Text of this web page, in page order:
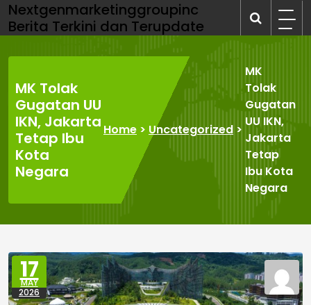
Skip
to
content
Nextgenmarketinggroupinc
Berita Terkini dan Terupdate
MK Tolak
Gugatan UU
IKN, Jakarta
Tetap Ibu
Kota
Negara
Home > Uncategorized >
MK
Tolak
Gugatan
UU IKN,
Jakarta
Tetap
Ibu Kota
Negara
17
MAY
2026